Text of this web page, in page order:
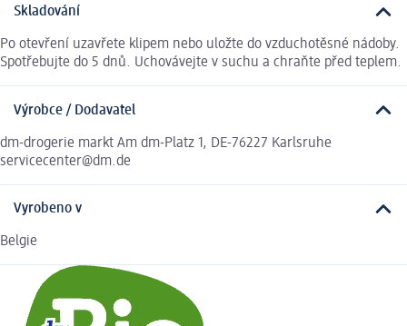
Skladování
Po otevření uzavřete klipem nebo uložte do vzduchotěsné nádoby.
Spotřebujte do 5 dnů. Uchovávejte v suchu a chraňte před teplem.
Výrobce / Dodavatel
dm-drogerie markt Am dm-Platz 1, DE-76227 Karlsruhe
servicecenter@dm.de
Vyrobeno v
Belgie